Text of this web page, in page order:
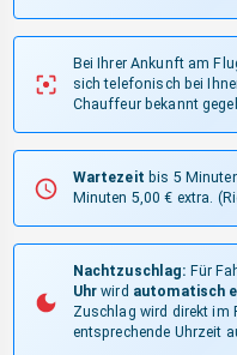
Bei Ihrer Ankunft am
sich telefonisch bei
Chauffeur bekannt
Wartezeit bis 5
Minuten 5,00 € extra.
Nachtzuschlag: Für
Uhr wird automatisch
Zuschlag wird direkt im
entsprechende Uhrzeit